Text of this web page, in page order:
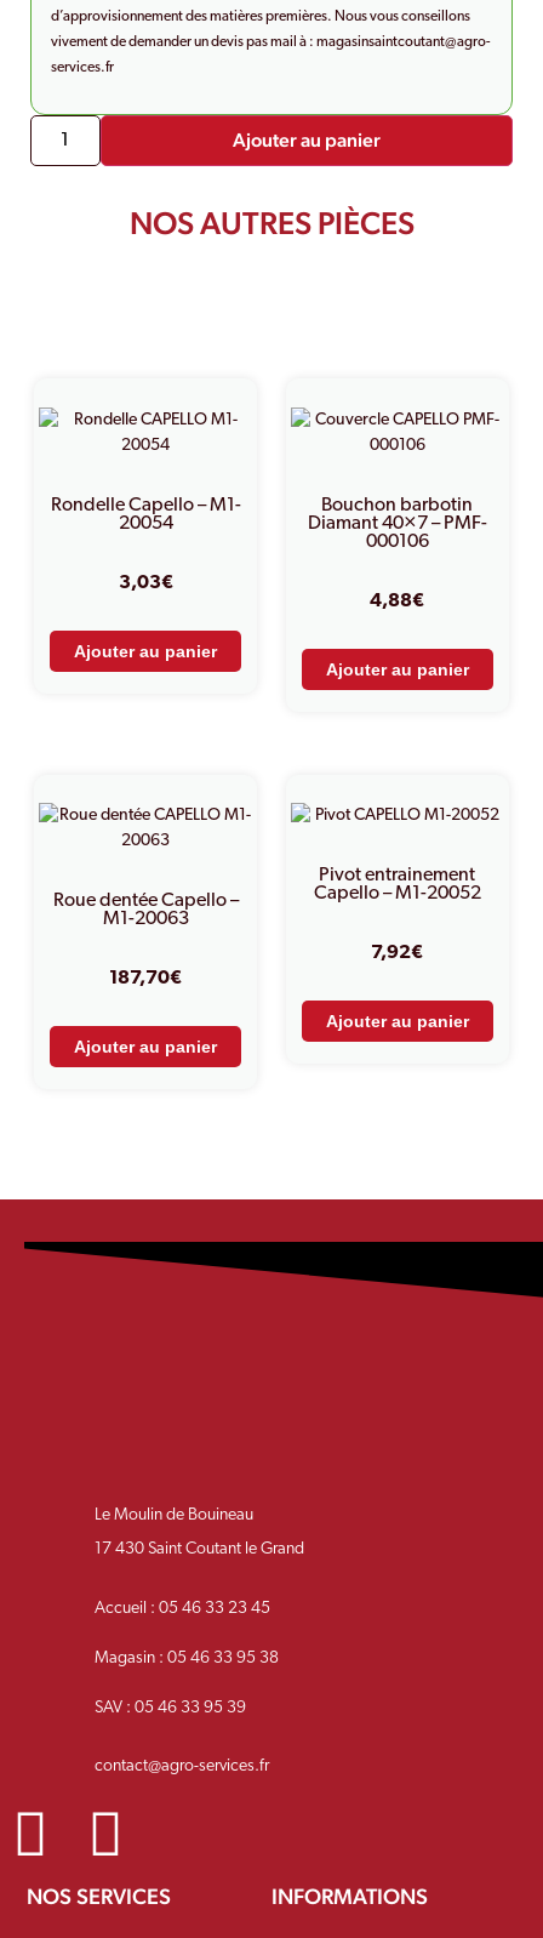
d’approvisionnement des matières premières. Nous vous conseillons
vivement de demander un devis pas mail à : magasinsaintcoutant@agro-
services.fr
Ajouter au panier
NOS AUTRES PIÈCES
Rondelle Capello – M1-
20054
3,03€
Ajouter au panier
Bouchon barbotin
Diamant 40×7 – PMF-
000106
4,88€
Ajouter au panier
Roue dentée Capello –
M1-20063
187,70€
Ajouter au panier
Pivot entrainement
Capello – M1-20052
7,92€
Ajouter au panier
Le Moulin de Bouineau
17 430 Saint Coutant le Grand
Accueil : 05 46 33 23 45
Magasin : 05 46 33 95 38
SAV : 05 46 33 95 39
contact@agro-services.fr
NOS SERVICES INFORMATIONS